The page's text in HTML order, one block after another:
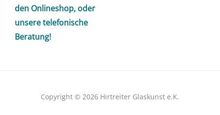
den Onlineshop, oder
unsere telefonische
Beratung!
Copyright © 2026 Hirtreiter Glaskunst e.K.